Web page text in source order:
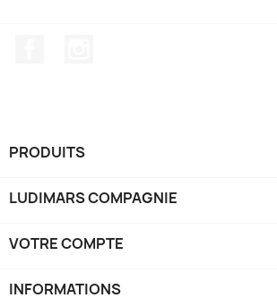
PRODUITS
LUDIMARS COMPAGNIE
VOTRE COMPTE
INFORMATIONS